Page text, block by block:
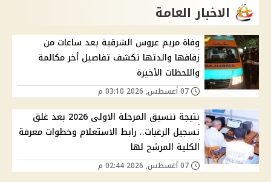
الاخبار العامة
وفاة مريم عروس الشرقية بعد ساعات من
زفافها والدتها تكشف تفاصيل أخر مكالمة
واللحظات الأخيرة
نتيجة تنسيق المرحلة الاولى 2026 بعد غلق
تسجيل الرغبات.. رابط الاستعلام وخطوات معرفة
الكلية المرشح لها